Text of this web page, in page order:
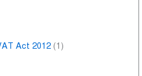
Act 2012 (1)